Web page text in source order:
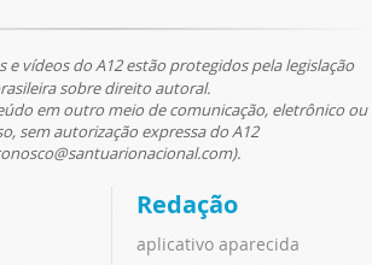
e vídeos do A12 estão protegidos pela legislação
sobre direito autoral.
em outro meio de comunicação, eletrônico ou
sem autorização expressa do A12
Redação
aplicativo aparecida